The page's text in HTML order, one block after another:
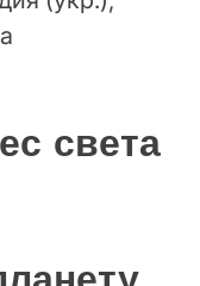
света